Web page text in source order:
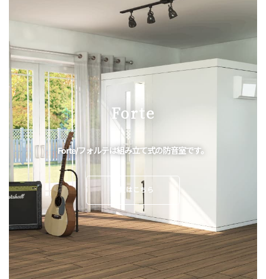
Forte
Forte/フォルテは組み立て式の防音室です。
一覧はこちら